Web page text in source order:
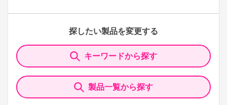
探したい製品を変更する
キーワードから探す
製品一覧から探す